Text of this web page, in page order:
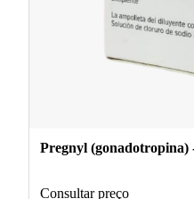
Pregnyl
Consultar preço